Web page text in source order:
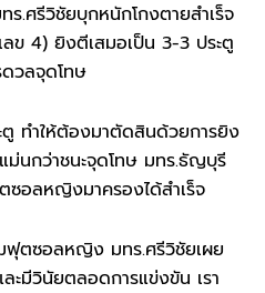
ร.ศรีวิชัยบุกหนักโกงตายสำเร็จ
ข 4) ยิงตีเสมอเป็น 3-3 ประตู
วลจุดโทษ
ตู ทำให้ต้องมาตัดสินด้วยการยิง
ม่นกว่าชนะจุดโทษ มทร.ธัญบุรี
อลหญิงมาครองได้สำเร็จ
ตซอลหญิง มทร.ศรีวิชัยเผย
ะมีวินัยตลอดการแข่งขัน เรา